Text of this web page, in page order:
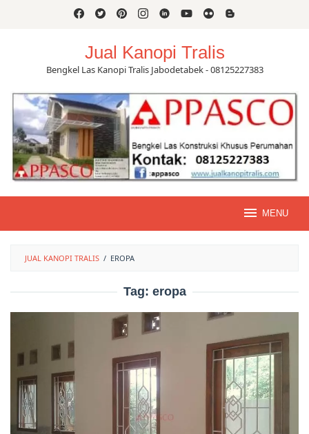
Jual Kanopi Tralis
Bengkel Las Kanopi Tralis Jabodetabek - 08125227383
MENU
JUAL KANOPI TRALIS / EROPA
Tag: eropa